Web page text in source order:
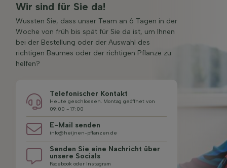
Wir sind für Sie da!
Wussten Sie, dass unser Team an 6 Tagen in der
Woche von früh bis spät für Sie da ist, um Ihnen
bei der Bestellung oder der Auswahl des
richtigen Baumes oder der richtigen Pflanze zu
helfen?
Telefonischer Kontakt
Heute geschlossen. Montag geöffnet von
09:00 - 17:00
E-Mail senden
info@heijnen-pflanzen.de
Senden Sie eine Nachricht über
unsere Socials
Facebook oder Instagram